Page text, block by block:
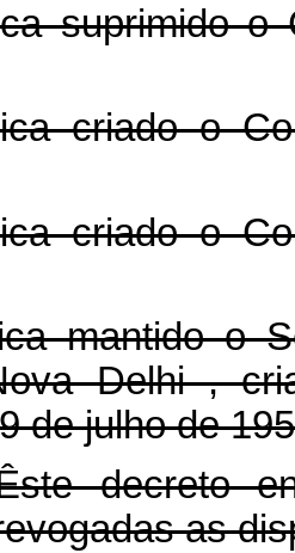
suprimido o
criado o
criado o
mantido o
Delhi ,
de julho de
decreto
as